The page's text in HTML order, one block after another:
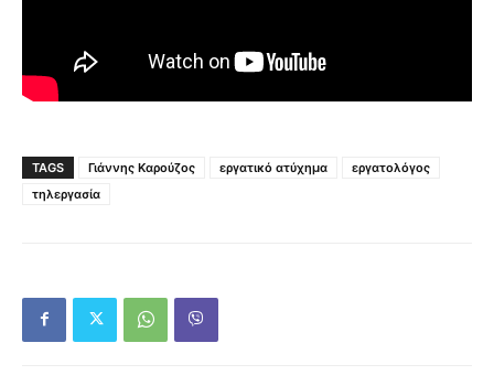
TAGS Γιάννης Καρούζος εργατικό ατύχημα
εργατολόγος
τηλεργασία